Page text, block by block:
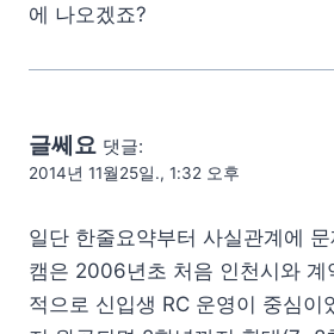
에 나오겠죠?
글쎄요 댓글:
2014년 11월25일., 1:32 오후
일단 한줄요약부터 사실관계에
캠은 2006년초 처음 인천시와 계
적으로 신입생 RC 운영이 중심이